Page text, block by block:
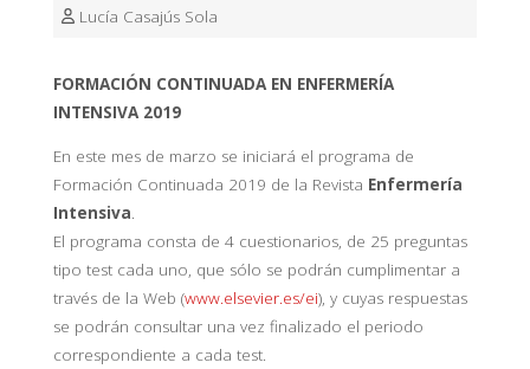
Lucía Casajús Sola
FORMACIÓN CONTINUADA EN ENFERMERÍA
INTENSIVA 2019
En este mes de marzo se iniciará el programa de
Formación Continuada 2019 de la Revista Enfermería
Intensiva.
El programa consta de 4 cuestionarios, de 25 preguntas
tipo test cada uno, que sólo se podrán cumplimentar a
través de la Web (www.elsevier.es/ei), y cuyas respuestas
se podrán consultar una vez finalizado el periodo
correspondiente a cada test.